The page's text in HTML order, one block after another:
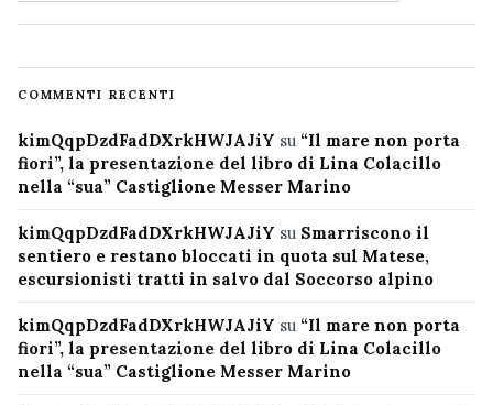
COMMENTI RECENTI
kimQqpDzdFadDXrkHWJAJiY su “Il mare non porta
fiori”, la presentazione del libro di Lina Colacillo
nella “sua” Castiglione Messer Marino
kimQqpDzdFadDXrkHWJAJiY su Smarriscono il
sentiero e restano bloccati in quota sul Matese,
escursionisti tratti in salvo dal Soccorso alpino
kimQqpDzdFadDXrkHWJAJiY su “Il mare non porta
fiori”, la presentazione del libro di Lina Colacillo
nella “sua” Castiglione Messer Marino